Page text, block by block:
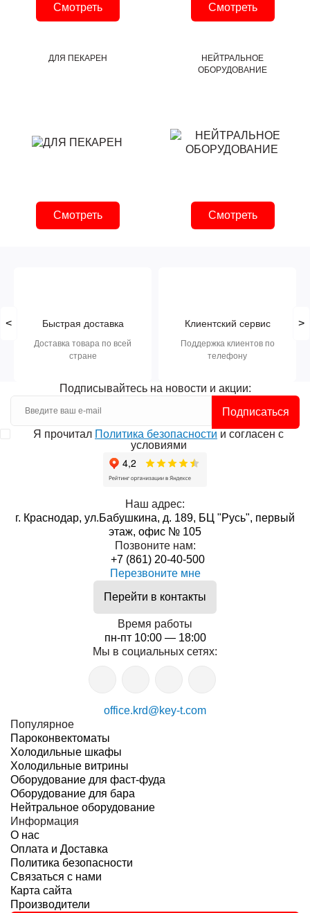
Смотреть Смотреть
ДЛЯ ПЕКАРЕН
Смотреть
НЕЙТРАЛЬНОЕ
ОБОРУДОВАНИЕ
Смотреть
< Быстрая доставка
Доставка товара по всей
стране
Клиентский сервис
Поддержка клиентов по
телефону
>
Подписывайтесь на новости и акции:
Подписаться
Я прочитал Политика безопасности и согласен с
условиями
Наш адрес:
г. Краснодар, ул.Бабушкина, д. 189, БЦ "Русь", первый
этаж, офис № 105
Позвоните нам:
+7 (861) 20-40-500
Перезвоните мне
Перейти в контакты
Время работы
пн-пт 10:00 — 18:00
Мы в социальных сетях:
office.krd@key-t.com
Популярное
Пароконвектоматы
Холодильные шкафы
Холодильные витрины
Оборудование для фаст-фуда
Оборудование для бара
Нейтральное оборудование
Информация
О нас
Оплата и Доставка
Политика безопасности
Связаться с нами
Карта сайта
Производители